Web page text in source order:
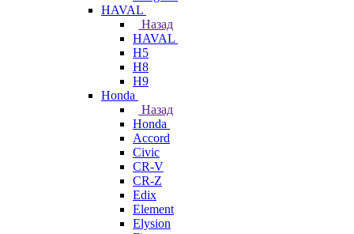
HAVAL
Назад
HAVAL
H5
H8
H9
Honda
Назад
Honda
Accord
Civic
CR-V
CR-Z
Edix
Element
Elysion